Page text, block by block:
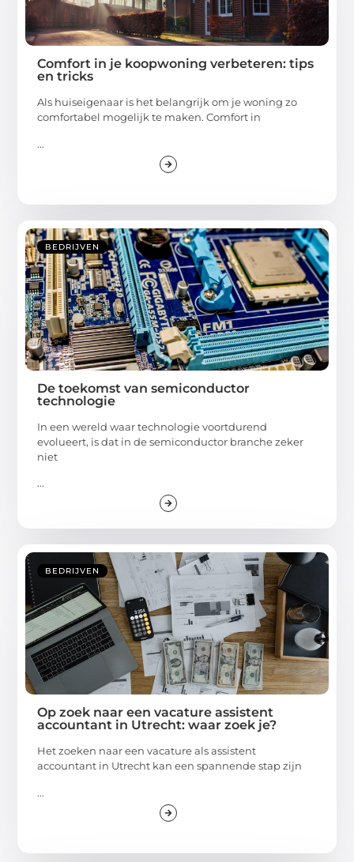
Comfort in je koopwoning verbeteren: tips
en tricks
Als huiseigenaar is het belangrijk om je woning zo
comfortabel mogelijk te maken. Comfort in
...
BEDRIJVEN
De toekomst van semiconductor
technologie
In een wereld waar technologie voortdurend
evolueert, is dat in de semiconductor branche zeker
niet
...
BEDRIJVEN
Op zoek naar een vacature assistent
accountant in Utrecht: waar zoek je?
Het zoeken naar een vacature als assistent
accountant in Utrecht kan een spannende stap zijn
...